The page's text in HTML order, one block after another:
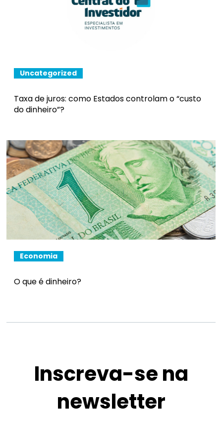
Uncategorized
Taxa de juros: como Estados controlam o “custo
do dinheiro”?
Economia
O que é dinheiro?
Inscreva-se na
newsletter